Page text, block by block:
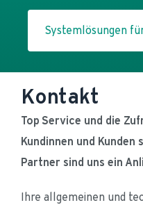
Systemlösungen
Kontakt
Top Service und die
Kundinnen und Kunden
Partner sind uns ein
Ihre allgemeinen und